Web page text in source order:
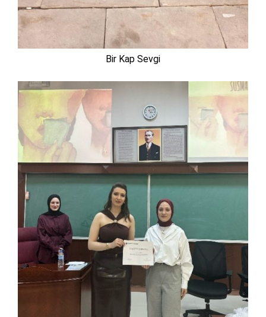
Bir Kap Sevgi